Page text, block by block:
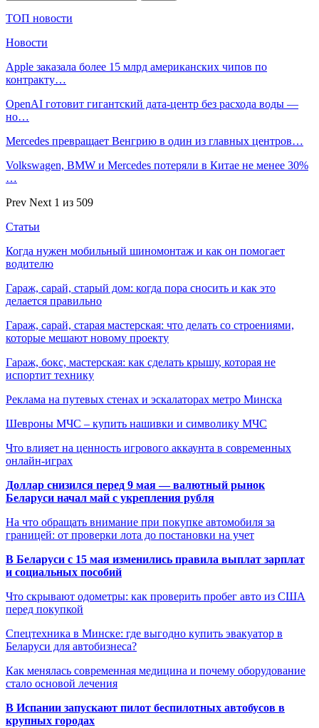
ТОП новости
Новости
Apple заказала более 15 млрд американских чипов по
контракту…
OpenAI готовит гигантский дата-центр без расхода воды —
но…
Mercedes превращает Венгрию в один из главных центров…
Volkswagen, BMW и Mercedes потеряли в Китае не менее 30%
…
Prev Next 1 из 509
Статьи
Когда нужен мобильный шиномонтаж и как он помогает
водителю
Гараж, сарай, старый дом: когда пора сносить и как это
делается правильно
Гараж, сарай, старая мастерская: что делать со строениями,
которые мешают новому проекту
Гараж, бокс, мастерская: как сделать крышу, которая не
испортит технику
Реклама на путевых стенах и эскалаторах метро Минска
Шевроны МЧС – купить нашивки и символику МЧС
Что влияет на ценность игрового аккаунта в современных
онлайн-играх
Доллар снизился перед 9 мая — валютный рынок
Беларуси начал май с укрепления рубля
На что обращать внимание при покупке автомобиля за
границей: от проверки лота до постановки на учет
В Беларуси с 15 мая изменились правила выплат зарплат
и социальных пособий
Что скрывают одометры: как проверить пробег авто из США
перед покупкой
Спецтехника в Минске: где выгодно купить эвакуатор в
Беларуси для автобизнеса?
Как менялась современная медицина и почему оборудование
стало основой лечения
В Испании запускают пилот беспилотных автобусов в
крупных городах